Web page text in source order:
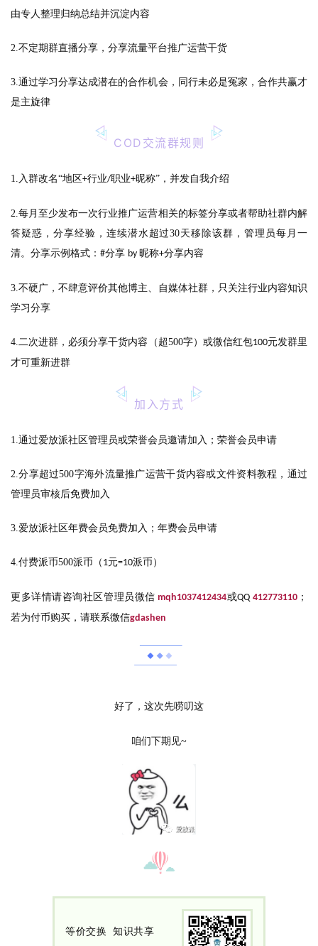
由专人整理归纳总结并沉淀内容
2.不定期群直播分享，分享流量平台推广运营干货
3.通过学习分享达成潜在的合作机会，同行未必是冤家，合作共赢才
是主旋律
COD交流群规则
1.入群改名“地区+行业/职业+昵称”，并发自我介绍
2.每月至少发布一次行业推广运营相关的标签分享或者帮助社群内解
答疑惑，分享经验，连续潜水超过30天移除该群，管理员每月一
清。分享示例格式： #分享 by 昵称+分享内容
3.不硬广，不肆意评价其他博主、自媒体社群，只关注行业内容知识
学习分享
4.二次进群，必须分享干货内容（超500字）或微信红包100元发群里
才可重新进群
加入方式
1. 通过爱放派社区管理员或荣誉会员邀请加入；荣誉会员申请
2.分享超过500字海外流量推广运营干货内容或文件资料教程，通过
管理员审核后免费加入
3.爱放派社区年费会员免费加入；年费会员申请
4.付费派币500派币（ 1元=10派币）
更多详情请咨询社区管理员微信mqh1037412434或QQ 412773110 ；
若为付币购买，请联系微信gdashen
好了，这次先唠叨这
咱们下期见~
等价交换 知识共享